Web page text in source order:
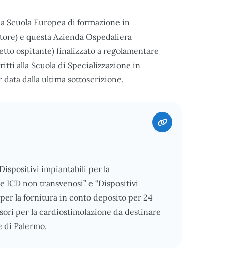
Scuola Europea di formazione in
e questa Azienda Ospedaliera
ospitante) finalizzato a regolamentare
alla Scuola di Specializzazione in
dalla ultima sottoscrizione.
impiantabili per la
ICD non transvenosi” e “Dispositivi
la fornitura in conto deposito per 24
per la cardiostimolazione da destinare
di Palermo.